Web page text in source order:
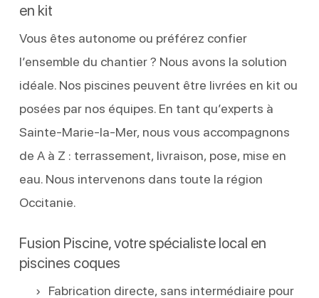
en kit
Vous êtes autonome ou préférez confier
l’ensemble du chantier ? Nous avons la solution
idéale. Nos piscines peuvent être livrées en kit ou
posées par nos équipes. En tant qu’experts à
Sainte-Marie-la-Mer, nous vous accompagnons
de A à Z : terrassement, livraison, pose, mise en
eau. Nous intervenons dans toute la région
Occitanie.
Fusion Piscine, votre spécialiste local en
piscines coques
Fabrication directe, sans intermédiaire pour